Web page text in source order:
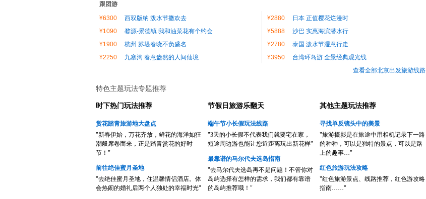
跟团游
¥6300
西双版纳 泼水节撒欢去 ¥2880
日本 正值樱花烂漫时
¥1090
婺源-景德镇 我和油菜花有个约会 ¥5888
沙巴 实惠海滨潜水行
¥1900
杭州 苏堤春晓不负盛名 ¥2780
泰国 泼水节湿意行走
¥2250
九寨沟 春意盎然的人间仙境 ¥3950
台湾环岛游 全景经典观光线
查看全部北京出发旅游线路
特色主题玩法专题推荐
时下热门玩法推荐
赏花踏青旅游地大盘点
"新春伊始，万花齐放，鲜花的海洋如狂
潮般席卷而来，正是踏青赏花的好时
节！"
前往绝佳蜜月圣地
"去绝佳蜜月圣地，住温馨情侣酒店。体
会热闹的婚礼后两个人独处的幸福时光"
节假日旅游乐翻天
端午节小长假玩法线路
"3天的小长假不代表我们就要宅在家，
短途周边游也能让您近距离玩出新花样"
最靠谱的马尔代夫选岛指南
"去马尔代夫选岛再不是问题！不管你对
岛屿选择有怎样的需求，我们都有靠谱
的岛屿推荐哦！"
其他主题玩法推荐
寻找单反镜头中的美景
"旅游摄影是在旅途中用相机记录下一路
的种种，可以是独特的景点，可以是路
上的趣事…"
红色旅游玩法攻略
"红色旅游景点、线路推荐，红色游攻略
指南……"